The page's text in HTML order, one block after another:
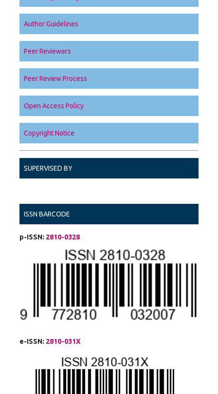
Author Guidelines
Peer Reviewers
Peer Review Process
Open Access Policy
Copyright Notice
SUPERVISED BY
ISSN BARCODE
p-ISSN: 2810-0328
e-ISSN: 2810-031X